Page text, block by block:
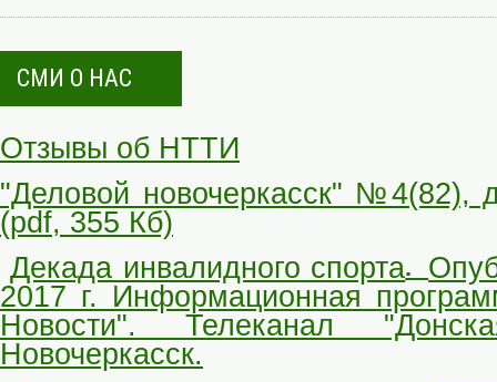
СМИ О НАС
Отзывы об НТТИ
"Деловой новочеркасск" №4(82),
(pdf, 355 Кб)
Декада инвалидного спорта.
2017 г. Информационная
Новости". Телеканал
Новочеркасск.